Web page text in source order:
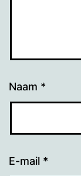
Naam *
E-mail *